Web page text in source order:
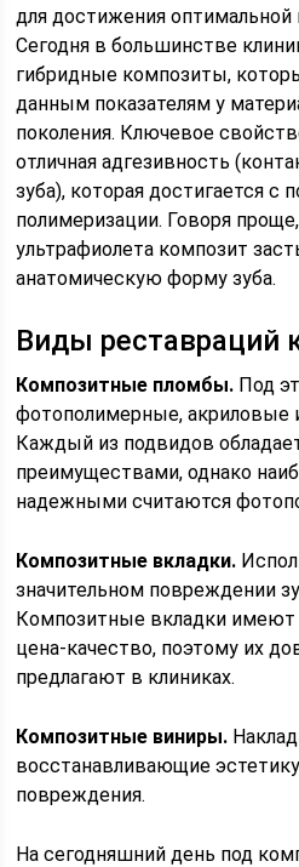
для достижения оптимальной
Сегодня в большинстве
гибридные композиты,
данным показателям у
поколения. Ключевое
отличная адгезивность
зуба), которая достигается
полимеризации. Говоря
ультрафиолета композит
анатомическую форму зуба.
Виды реставраций
Композитные пломбы. Под
фотополимерные, акриловые
Каждый из подвидов
преимуществами, однако
надежными считаются
Композитные вкладки.
значительном повреждении
Композитные вкладки имеют
цена-качество, поэтому их
предлагают в клиниках.
Композитные виниры.
восстанавливающие
повреждения.
На сегодняшний день под